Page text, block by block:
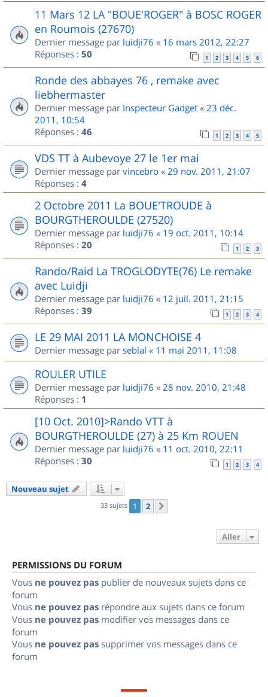
11 Mars 12 LA "BOUE'ROGER" à BOSC ROGER
en Roumois (27670)
Dernier message par luidji76 « 16 mars 2012, 22:27
Réponses : 50 1 2 3 4 5 6
Ronde des abbayes 76 , remake avec
liebhermaster
Dernier message par Inspecteur Gadget « 23 déc.
2011, 10:54
Réponses : 46 1 2 3 4 5
VDS TT à Aubevoye 27 le 1er mai
Dernier message par vincebro « 29 nov. 2011, 21:07
Réponses : 4
2 Octobre 2011 La BOUE'TROUDE à
BOURGTHEROULDE (27520)
Dernier message par luidji76 « 19 oct. 2011, 10:14
Réponses : 20 1 2 3
Rando/Raid La TROGLODYTE(76) Le remake
avec Luidji
Dernier message par luidji76 « 12 juil. 2011, 21:15
Réponses : 39 1 2 3 4
LE 29 MAI 2011 LA MONCHOISE 4
Dernier message par seblal « 11 mai 2011, 11:08
ROULER UTILE
Dernier message par luidji76 « 28 nov. 2010, 21:48
Réponses : 1
[10 Oct. 2010]>Rando VTT à
BOURGTHEROULDE (27) à 25 Km ROUEN
Dernier message par luidji76 « 11 oct. 2010, 22:11
Réponses : 30 1 2 3 4
Nouveau sujet
33 sujets 1 2
Aller
PERMISSIONS DU FORUM
Vous ne pouvez pas publier de nouveaux sujets dans ce
forum
Vous ne pouvez pas répondre aux sujets dans ce forum
Vous ne pouvez pas modifier vos messages dans ce
forum
Vous ne pouvez pas supprimer vos messages dans ce
forum